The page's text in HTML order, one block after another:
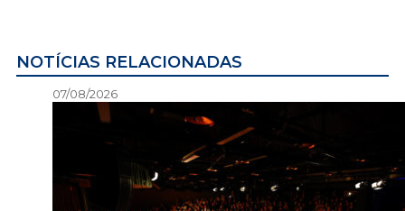
NOTÍCIAS RELACIONADAS
07/08/2026